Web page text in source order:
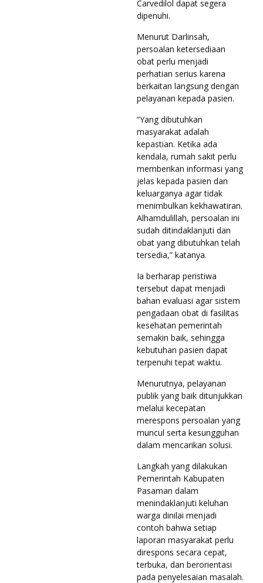
Carvedilol dapat segera
dipenuhi.
Menurut Darlinsah,
persoalan ketersediaan
obat perlu menjadi
perhatian serius karena
berkaitan langsung dengan
pelayanan kepada pasien.
“Yang dibutuhkan
masyarakat adalah
kepastian. Ketika ada
kendala, rumah sakit perlu
memberikan informasi yang
jelas kepada pasien dan
keluarganya agar tidak
menimbulkan kekhawatiran.
Alhamdulillah, persoalan ini
sudah ditindaklanjuti dan
obat yang dibutuhkan telah
tersedia,” katanya.
Ia berharap peristiwa
tersebut dapat menjadi
bahan evaluasi agar sistem
pengadaan obat di fasilitas
kesehatan pemerintah
semakin baik, sehingga
kebutuhan pasien dapat
terpenuhi tepat waktu.
Menurutnya, pelayanan
publik yang baik ditunjukkan
melalui kecepatan
merespons persoalan yang
muncul serta kesungguhan
dalam mencarikan solusi.
Langkah yang dilakukan
Pemerintah Kabupaten
Pasaman dalam
menindaklanjuti keluhan
warga dinilai menjadi
contoh bahwa setiap
laporan masyarakat perlu
direspons secara cepat,
terbuka, dan berorientasi
pada penyelesaian masalah.